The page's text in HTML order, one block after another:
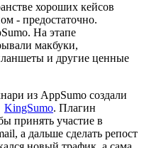
хороших кейсов
- предостаточно.
На этапе
макбуки,
и другие ценные
из AppSumo создали
KingSumo. Плагин
принять участие в
а дальше сделать репост